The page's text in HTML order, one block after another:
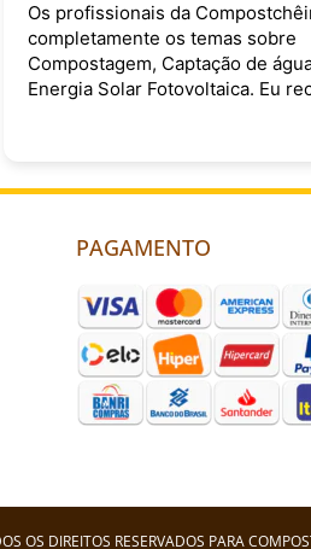
Os profissionais da
completamente os temas sobre
Compostagem, Captação de
Energia Solar Fotovoltaica. Eu
PAGAMENTO
OS DIREITOS RESERVADOS PARA